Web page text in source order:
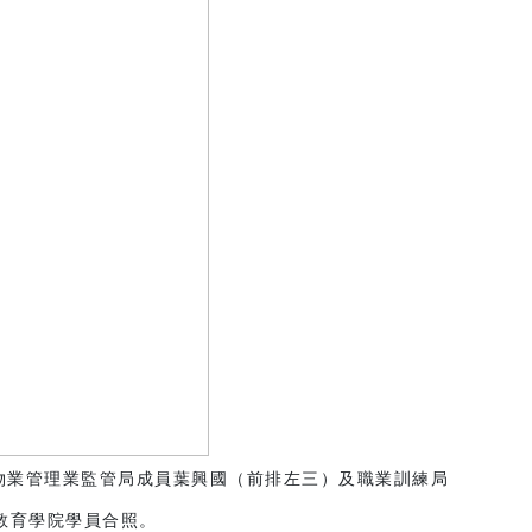
管理業監管局成員葉興國（前排左三）及職業訓練局
學院學員合照。